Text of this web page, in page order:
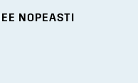
NOPEASTI